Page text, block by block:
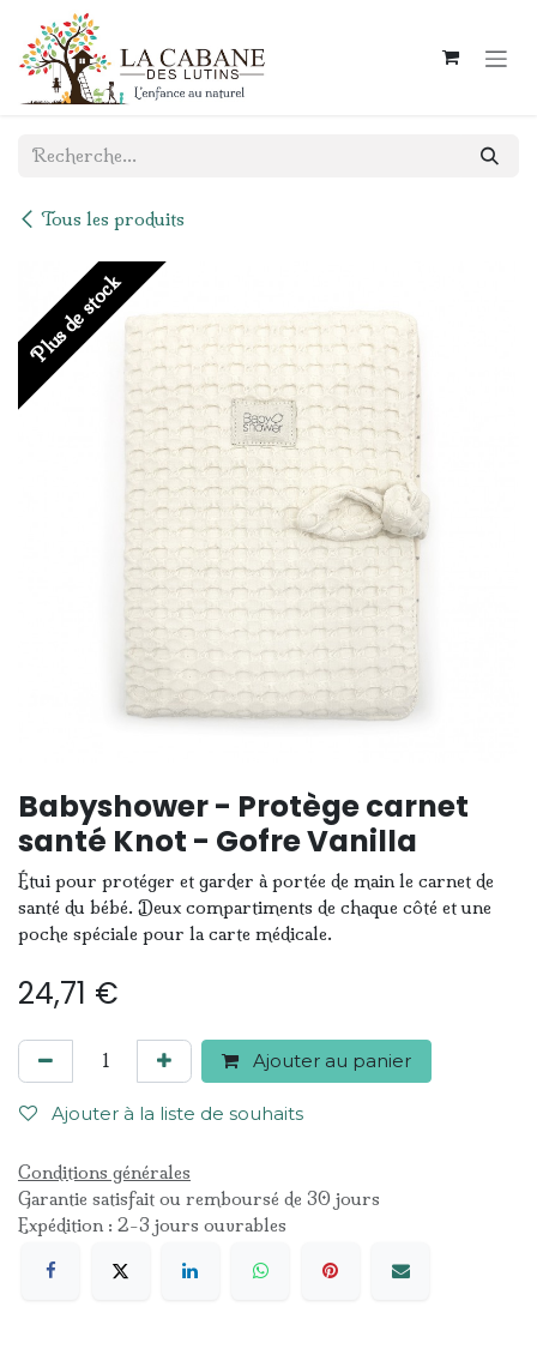
Se rendre au contenu
Tous les produits
Plus de stock
Babyshower - Protège carnet
santé Knot - Gofre Vanilla
Étui pour protéger et garder à portée de main le carnet de
santé du bébé. Deux compartiments de chaque côté et une
poche spéciale pour la carte médicale.
24,71 €
Ajouter au panier
Ajouter à la liste de souhaits
Conditions générales
Garantie satisfait ou remboursé de 30 jours
Expédition : 2-3 jours ouvrables